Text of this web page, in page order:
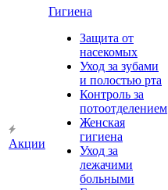
Акции
Гигиена
Защита от
насекомых
Уход за зубами
и полостью рта
Контроль за
потоотделением
Женская
гигиена
Уход за
лежачими
больными